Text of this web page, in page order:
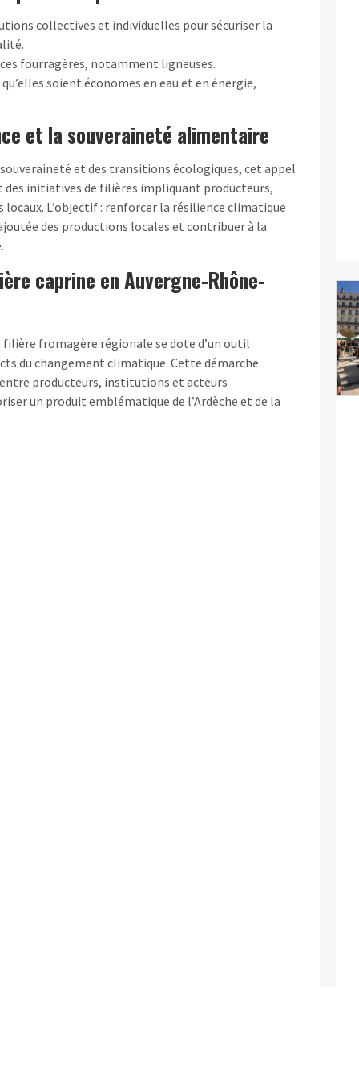
collectives et individuelles pour sécuriser la
fourragères, notamment ligneuses.
soient économes en eau et en énergie,
et la souveraineté alimentaire
et des transitions écologiques, cet appel
des initiatives de filières impliquant producteurs,
L’objectif : renforcer la résilience climatique
des productions locales et contribuer à la
caprine en Auvergne-Rhône-
fromagère régionale se dote d’un outil
du changement climatique. Cette démarche
producteurs, institutions et acteurs
un produit emblématique de l’Ardèche et de la